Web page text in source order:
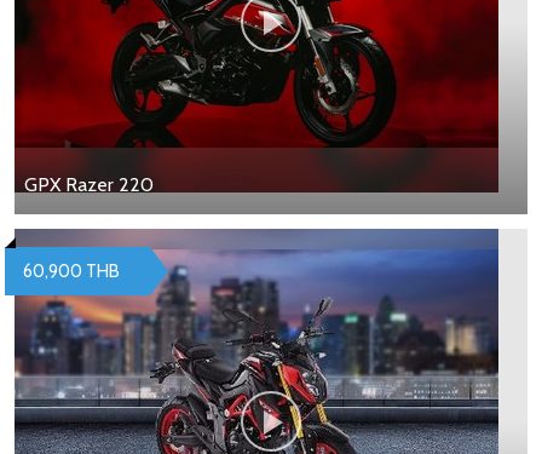
GPX Razer 220
60,900 THB